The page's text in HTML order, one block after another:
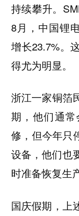
持续攀升。
8月，中国锂
增长23.7%。
得尤为明显。
浙江一家铜箔
期，他们通
修，但今年只
设备，他们也
时准备恢复生
国庆假期，上